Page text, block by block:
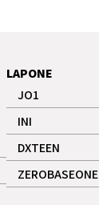
LAPONE
JO1
記事
ギャラリー
INI
記事
ギャラリー
DXTEEN
記事
ギャラリー
ZEROBASEONE
記事